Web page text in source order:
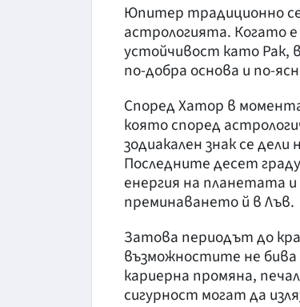
Юпитер традиционно
астрологията. Когато е
устойчивост като Рак,
по-добра основа и по-
Според Хатор в
която според
зодиакален знак се
Последните десет
енергия на планетата
преминаването й в Лъв.
Затова периодът до
възможностите не
кариерна промяна,
сигурност могат да